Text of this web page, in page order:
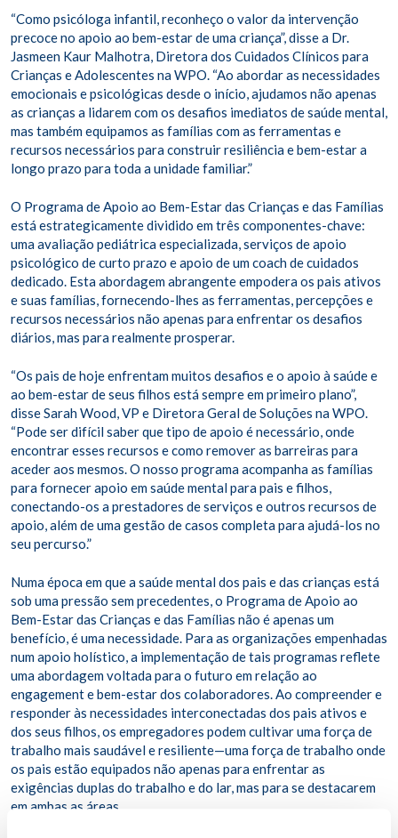
“Como psicóloga infantil, reconheço o valor da intervenção
precoce no apoio ao bem-estar de uma criança”, disse a Dr.
Jasmeen Kaur Malhotra, Diretora dos Cuidados Clínicos para
Crianças e Adolescentes na WPO. “Ao abordar as necessidades
emocionais e psicológicas desde o início, ajudamos não apenas
as crianças a lidarem com os desafios imediatos de saúde mental,
mas também equipamos as famílias com as ferramentas e
recursos necessários para construir resiliência e bem-estar a
longo prazo para toda a unidade familiar.”
O Programa de Apoio ao Bem-Estar das Crianças e das Famílias
está estrategicamente dividido em três componentes-chave:
uma avaliação pediátrica especializada, serviços de apoio
psicológico de curto prazo e apoio de um coach de cuidados
dedicado. Esta abordagem abrangente empodera os pais ativos
e suas famílias, fornecendo-lhes as ferramentas, percepções e
recursos necessários não apenas para enfrentar os desafios
diários, mas para realmente prosperar.
“Os pais de hoje enfrentam muitos desafios e o apoio à saúde e
ao bem-estar de seus filhos está sempre em primeiro plano”,
disse Sarah Wood, VP e Diretora Geral de Soluções na WPO.
“Pode ser difícil saber que tipo de apoio é necessário, onde
encontrar esses recursos e como remover as barreiras para
aceder aos mesmos. O nosso programa acompanha as famílias
para fornecer apoio em saúde mental para pais e filhos,
conectando-os a prestadores de serviços e outros recursos de
apoio, além de uma gestão de casos completa para ajudá-los no
seu percurso.”
Numa época em que a saúde mental dos pais e das crianças está
sob uma pressão sem precedentes, o Programa de Apoio ao
Bem-Estar das Crianças e das Famílias não é apenas um
benefício, é uma necessidade. Para as organizações empenhadas
num apoio holístico, a implementação de tais programas reflete
uma abordagem voltada para o futuro em relação ao
engagement e bem-estar dos colaboradores. Ao compreender e
responder às necessidades interconectadas dos pais ativos e
dos seus filhos, os empregadores podem cultivar uma força de
trabalho mais saudável e resiliente—uma força de trabalho onde
os pais estão equipados não apenas para enfrentar as
exigências duplas do trabalho e do lar, mas para se destacarem
em ambas as áreas.